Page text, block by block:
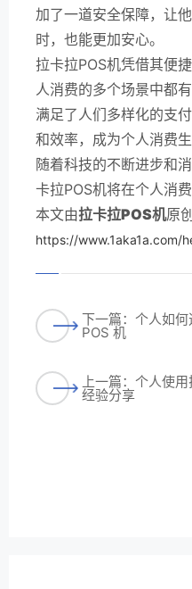
加了一道安全保障，让
时，也能更加安心。
拉卡拉POS机凭借其便
人消费的多个场景中都
满足了人们多样化的支
和效率，成为个人消费
随着科技的不断进步和
卡拉POS机将在个人消
本文由拉卡拉POS机原
https://www.1aka1a.com/
下一篇：个人如
POS 机
上一篇：个人使
经验分享